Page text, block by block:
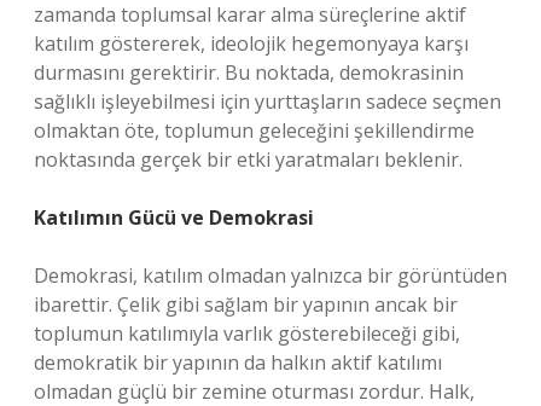
zamanda toplumsal karar alma süreçlerine aktif
katılım göstererek, ideolojik hegemonyaya karşı
durmasını gerektirir. Bu noktada, demokrasinin
sağlıklı işleyebilmesi için yurttaşların sadece seçmen
olmaktan öte, toplumun geleceğini şekillendirme
noktasında gerçek bir etki yaratmaları beklenir.
Katılımın Gücü ve Demokrasi
Demokrasi, katılım olmadan yalnızca bir görüntüden
ibarettir. Çelik gibi sağlam bir yapının ancak bir
toplumun katılımıyla varlık gösterebileceği gibi,
demokratik bir yapının da halkın aktif katılımı
olmadan güçlü bir zemine oturması zordur. Halk,